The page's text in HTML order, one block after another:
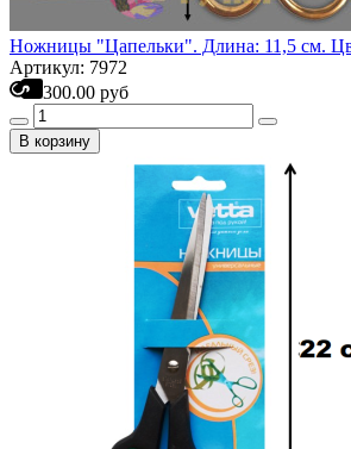
Ножницы "Цапельки". Длина: 11,5 см.
Артикул: 7972
300.00 руб
В корзину